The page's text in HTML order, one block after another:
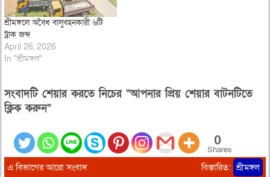
শ্রীমঙ্গলে অবৈধ বালুবহনকারী ৬টি
ট্রাক জব্দ
April 26, 2026
In "শ্রীমঙ্গল"
সংবাদটি শেয়ার করতে নিচের “আপনার প্রিয় শেয়ার বাটনটিতে
ক্লিক করুন”
0
Shares
এ বিভাগের আরো সংবাদ বিস্তারিত: শ্রীমঙ্গল